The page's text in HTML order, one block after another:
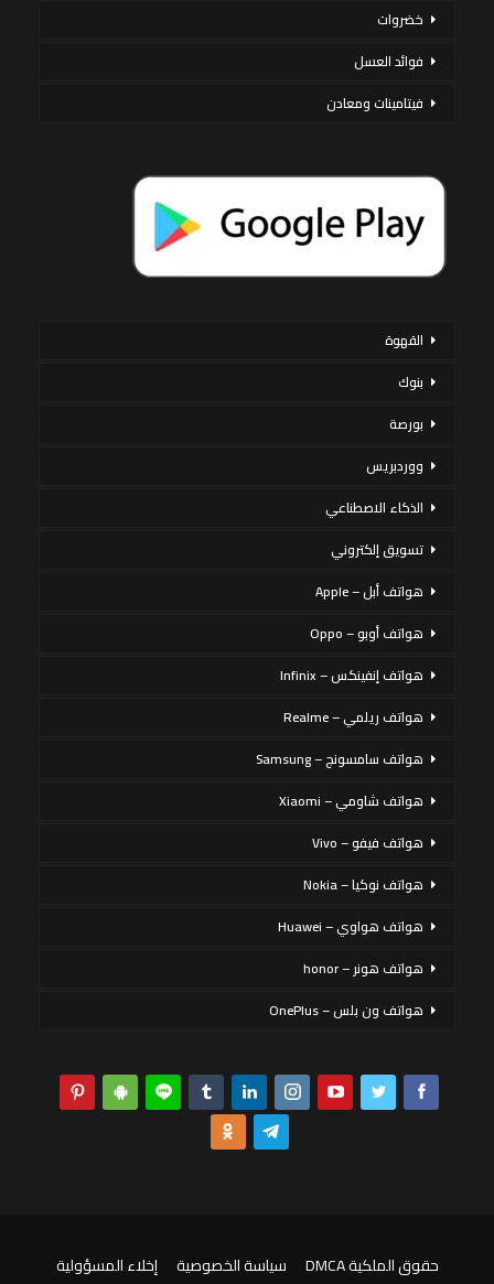
خضروات
فوائد العسل
فيتامينات ومعادن
القهوة
بنوك
بورصة
ووردبريس
الذكاء الاصطناعي
تسويق إلكتروني
هواتف أبل – Apple
هواتف أوبو – Oppo
هواتف إنفينكس – Infinix
هواتف ريلمي – Realme
هواتف سامسونج – Samsung
هواتف شاومي – Xiaomi
هواتف فيفو – Vivo
هواتف نوكيا – Nokia
هواتف هواوي – Huawei
هواتف هونر – honor
هواتف ون بلس – OnePlus
حقوق الملكية DMCA سياسة الخصوصية
إخلاء المسؤولية